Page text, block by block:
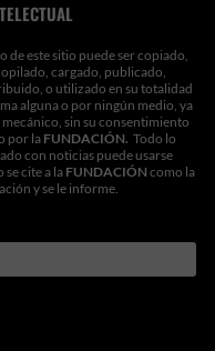
de este sitio puede ser copiado,
cargado, publicado,
o utilizado en su totalidad
alguna o por ningún medio, ya
sin su consentimiento
por laFUNDACIÓN. Todo lo
con noticias puede usarse
se cite a la FUNDACIÓN como la
y se le informe.